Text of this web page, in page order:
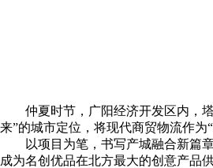
仲夏时节，广阳经济开发区内，
来”的城市定位，将现代商贸物流作为
以项目为笔，书写产城融合新篇
成为名创优品在北方最大的创意产品